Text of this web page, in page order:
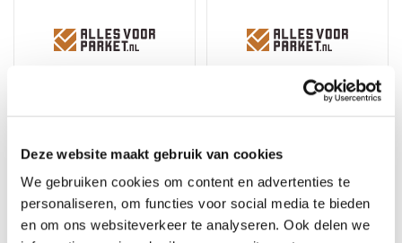
Deze website maakt gebruik van cookies
We gebruiken cookies om content en advertenties te
personaliseren, om functies voor social media te bieden
en om ons websiteverkeer te analyseren. Ook delen we
Auro Olie voor
Tuinmeubelen 102
Woca Exterior Oil Wit